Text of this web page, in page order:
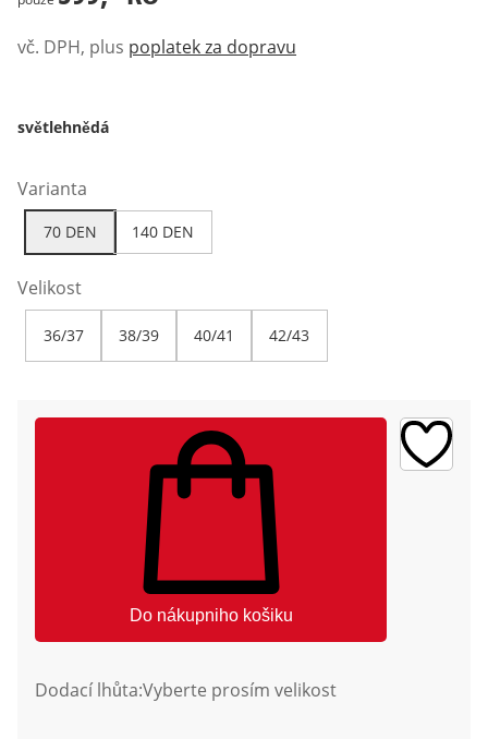
vč. DPH, plus poplatek za dopravu
světlehnědá
Varianta
70 DEN 140 DEN
Velikost
36/37 38/39 40/41 42/43
Do nákupniho košiku
Dodací lhůta:Vyberte prosím velikost